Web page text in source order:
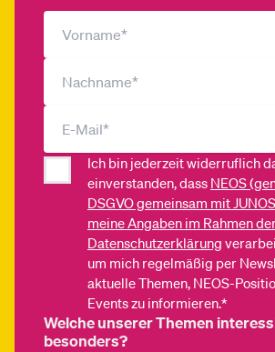
Ich bin jederzeit widerruflich
einverstanden, dass NEOS
DSGVO gemeinsam mit
meine Angaben im Rahmen
Datenschutzerklärung
um mich regelmäßig per
aktuelle Themen, NEOS-
Events zu informieren.*
Welche unserer Themen
besonders?